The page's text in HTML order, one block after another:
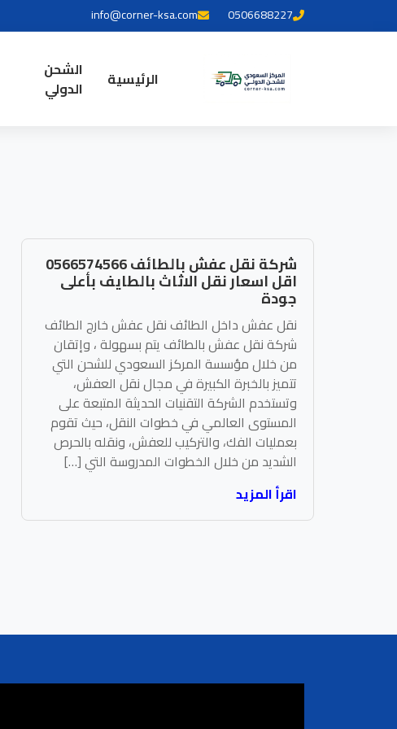
0506688227
info@corner-ksa.com
الرئيسية
الشحن
الدولي
شركة نقل عفش بالطائف 0566574566
اقل اسعار نقل الاثاث بالطايف بأعلى
جودة
نقل عفش داخل الطائف نقل عفش خارج الطائف
شركة نقل عفش بالطائف يتم بسهولة ، وإتقان
من خلال مؤسسة المركز السعودي للشحن التي
تتميز بالخبرة الكبيرة في مجال نقل العفش،
وتستخدم الشركة التقنيات الحديثة المتبعة على
المستوى العالمي في خطوات النقل، حيث تقوم
بعمليات الفك، والتركيب للعفش، ونقله بالحرص
الشديد من خلال الخطوات المدروسة التي […]
اقرأ المزيد